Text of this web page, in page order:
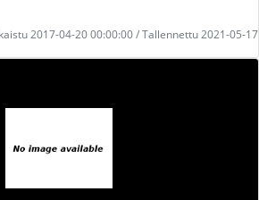
2017-04-20 00:00:00 / Tallennettu 2021-05-17